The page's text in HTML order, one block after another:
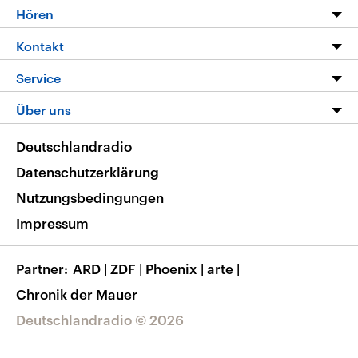
Programm
Die Nachrichten
Nachrichtenleicht
Neue Beiträge auf dlf.de
Hören
Livestream
Podcasts
Deutschlandfunk App
Nachrichten App
Frequenzen
Kontakt
Hörerservice
Service
FAQ
Veranstaltungen
Musikliste
RSS
Über uns
Barrierefreiheit
Deutschlandradio © 2026
Deutschlandradio
Datenschutzerklärung
Nutzungsbedingungen
Impressum
Partner ARD | ZDF | Phoenix | arte |
Chronik der Mauer